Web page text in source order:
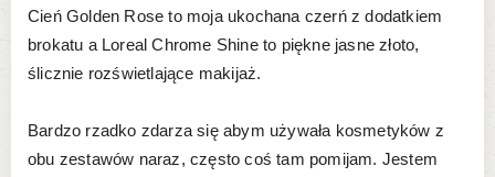
Cień Golden Rose to moja ukochana czerń z dodatkiem
brokatu a Loreal Chrome Shine to piękne jasne złoto,
ślicznie rozświetlające makijaż.
Bardzo rzadko zdarza się abym używała kosmetyków z
obu zestawów naraz, często coś tam pomijam. Jestem